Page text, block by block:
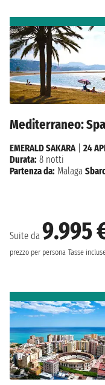
Mediterraneo:
Suite da 9.995
prezzo per persona Tasse
EMERALD SAKARA| 24
Durata: 8 notti
Partenza da: Malaga